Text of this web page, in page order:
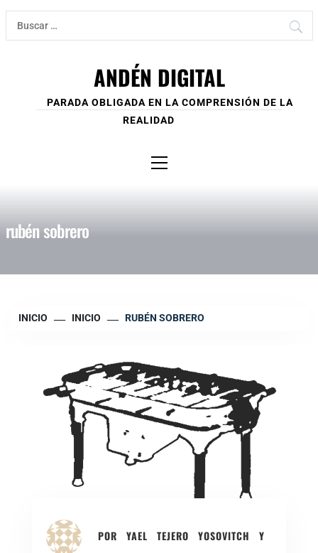
Ir
contenido
Buscar:
ANDÉN DIGITAL
PARADA OBLIGADA EN LA COMPRENSIÓN DE LA
REALIDAD
principal
rubén sobrero
INICIO INICIO RUBÉN SOBRERO
POR YAEL TEJERO YOSOVITCH Y